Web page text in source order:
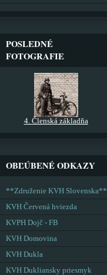
POSLEDNÉ
FOTOGRAFIE
4. Členská základňa
OBĽÚBENÉ ODKAZY
**Združenie KVH Slovenska**
KVH Červená hviezda
KVPH Dojč - FB
KVH Domovina
KVH Dukla
KVH Dukliansky priesmyk